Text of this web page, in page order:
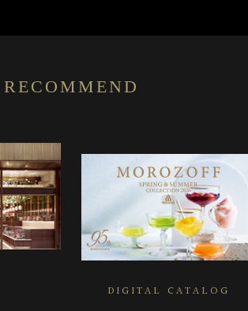
RECOMMEND
DIGITAL CATALOG